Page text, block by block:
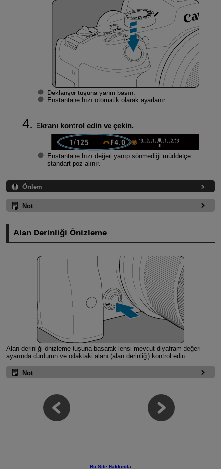
Deklanşör tuşuna yarım basın.
Enstantane hızı otomatik olarak ayarlanır.
Ekranı kontrol edin ve çekin.
Enstantane hızı değeri yanıp sönmediği müddetçe
standart poz alınır.
Önlem
Not
Alan Derinliği Önizleme
Alan derinliği önizleme tuşuna basarak lensi mevcut diyafram değeri
ayarında durdurun ve odaktaki alanı (alan derinliği) kontrol edin.
Not
Bu Site Hakkında